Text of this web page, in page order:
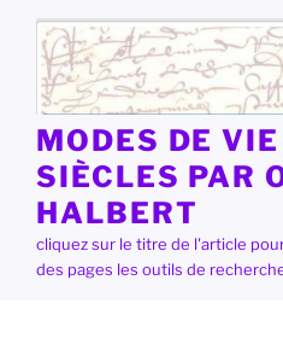
contenu
principal
MODES DE
SIÈCLES PAR
HALBERT
cliquez sur le titre de l'article
des pages les outils de